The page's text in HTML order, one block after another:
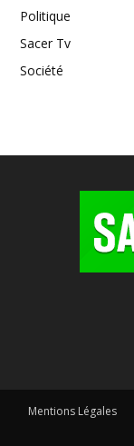
Politique
Sacer Tv
Société
Mentions Légales